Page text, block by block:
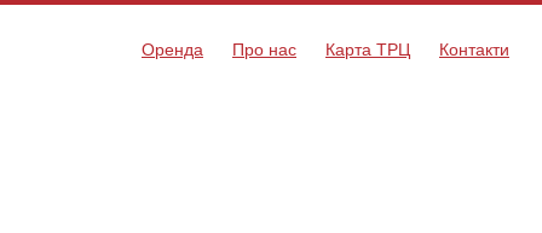
Оренда Про нас Карта ТРЦ Контакти